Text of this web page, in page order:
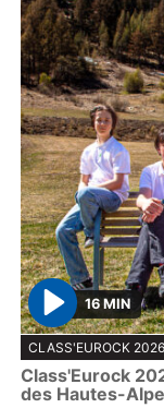
P
l
a
y
16 MIN
CLASS'EUROCK 2026
Class'Eurock
des Hautes-